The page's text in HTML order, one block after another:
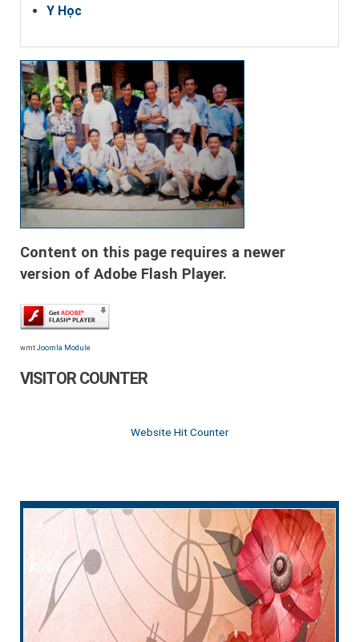
Y Học
Content on this page requires a newer
version of Adobe Flash Player.
wmt Joomla Module
VISITOR COUNTER
Website Hit Counter